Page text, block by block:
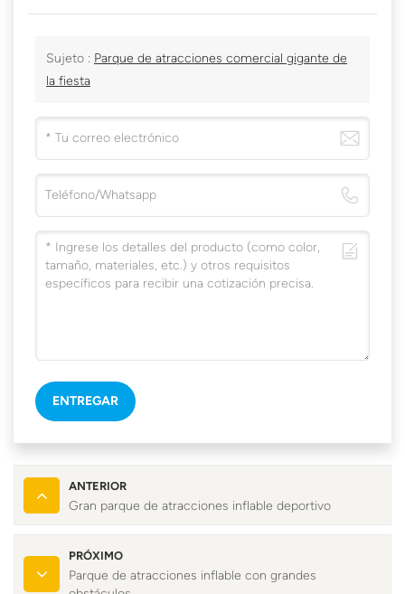
Sujeto : Parque de atracciones comercial gigante de
la fiesta
ENTREGAR
ANTERIOR
Gran parque de atracciones inflable deportivo
PRÓXIMO
Parque de atracciones inflable con grandes